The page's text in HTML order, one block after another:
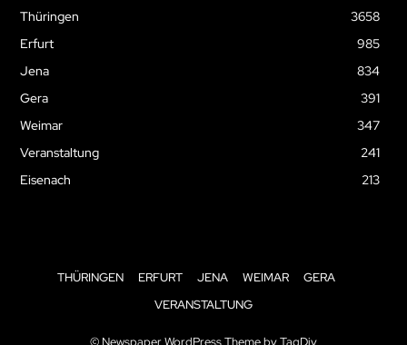
Thüringen
3658
Erfurt
985
Jena
834
Gera
391
Weimar
347
Veranstaltung
241
Eisenach
213
THÜRINGEN ERFURT JENA WEIMAR
GERA
VERANSTALTUNG